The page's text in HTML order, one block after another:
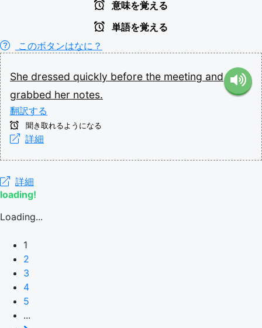
意味を覚える
単語を覚える
このボタンはなに？
She dressed quickly before the meeting and
grabbed her notes.
翻訳する
聞き取れるようになる
詳細
詳細
loading!
Loading...
1
2
3
4
5
...